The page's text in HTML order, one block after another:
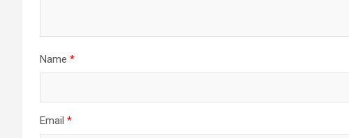
Name *
Email *